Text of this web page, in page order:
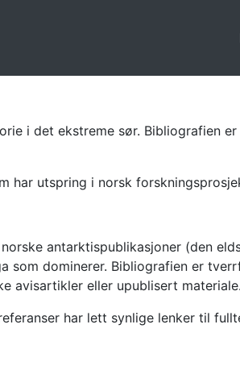
i det ekstreme sør. Bibliografien
har utspring i norsk
antarktispublikasjoner (den
som dominerer. Bibliografien er
avisartikler eller upublisert materiale.
har lett synlige lenker til